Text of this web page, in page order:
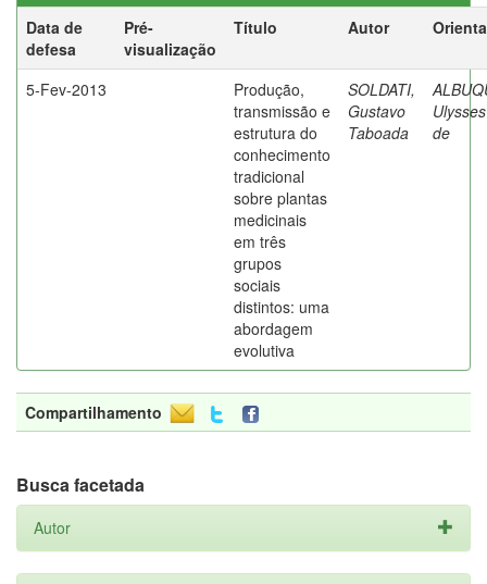
Data de
defesa
Pré-
visualização
Título Autor
5-Fev-2013
Produção,
transmissão e
estrutura do
conhecimento
tradicional
sobre plantas
medicinais
em três
grupos
sociais
distintos: uma
abordagem
evolutiva
SOLDATI,
Gustavo
Taboada
de
Compartilhamento
Busca facetada
Autor